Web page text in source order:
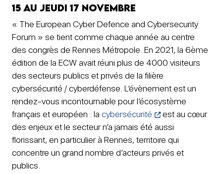
15 au jeudi 17 novembre
« The European Cyber Defence and Cybersecurity
Forum » se tient comme chaque année au centre
des congrès de Rennes Métropole. En 2021, la 6ème
édition de la ECW avait réuni plus de 4000 visiteurs
des secteurs publics et privés de la filière
cybersécurité / cyberdéfense. L’évènement est un
rendez-vous incontournable pour l’écosystème
français et européen : la cybersécurité
est au cœur
des enjeux et le secteur n’a jamais été aussi
florissant, en particulier à Rennes, territoire qui
concentre un grand nombre d’acteurs privés et
publics.